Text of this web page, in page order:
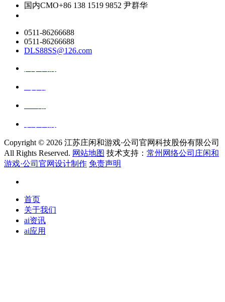
国内CMO+86 138 1519 9852 尹群华
0511-86266688
0511-86266688
DLS88SS@126.com
Copyright © 2026 江苏庄闲和游戏·公司官网科技股份有限公司
All Rights Reserved. 网站地图 技术支持： 常州网络公司庄闲和
游戏·公司官网设计制作 免责声明
首页
关于我们
ai资讯
ai应用